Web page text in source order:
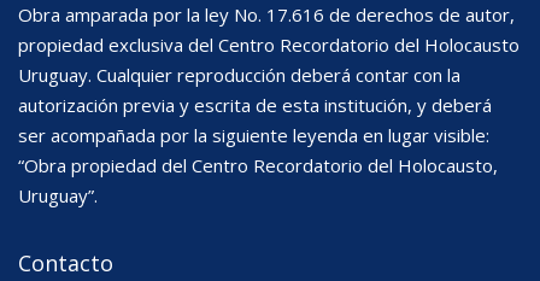
Obra amparada por la ley No. 17.616 de derechos de autor,
propiedad exclusiva del Centro Recordatorio del Holocausto
Uruguay. Cualquier reproducción deberá contar con la
autorización previa y escrita de esta institución, y deberá
ser acompañada por la siguiente leyenda en lugar visible:
“Obra propiedad del Centro Recordatorio del Holocausto,
Uruguay”.
Contacto